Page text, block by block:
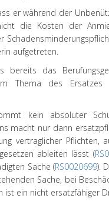
er während der
die Kosten der
aufgetreten.
bereits das
Thema des
kein absoluter
macht nur dann
vertraglicher Pflichten,
ableiten lässt (
Sache (RS0020699).
Sache, bei
ist ein nicht ersatzfähiger